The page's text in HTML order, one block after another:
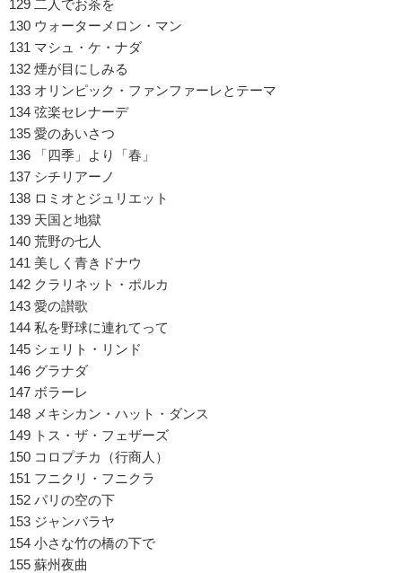
129 二人でお茶を
130 ウォーターメロン・マン
131 マシュ・ケ・ナダ
132 煙が目にしみる
133 オリンピック・ファンファーレとテーマ
134 弦楽セレナーデ
135 愛のあいさつ
136 「四季」より「春」
137 シチリアーノ
138 ロミオとジュリエット
139 天国と地獄
140 荒野の七人
141 美しく青きドナウ
142 クラリネット・ポルカ
143 愛の讃歌
144 私を野球に連れてって
145 シェリト・リンド
146 グラナダ
147 ボラーレ
148 メキシカン・ハット・ダンス
149 トス・ザ・フェザーズ
150 コロプチカ（行商人）
151 フニクリ・フニクラ
152 パリの空の下
153 ジャンバラヤ
154 小さな竹の橋の下で
155 蘇州夜曲